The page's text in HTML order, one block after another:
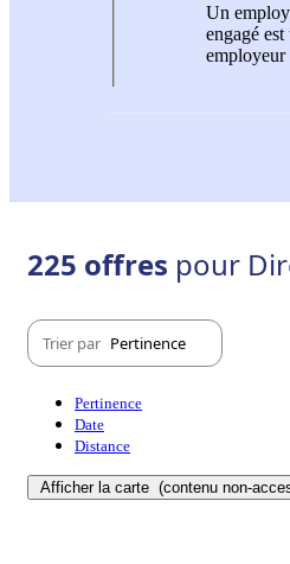
Un
engagé est
employeur
225 offres pour
Trier par Pertinence
Pertinence
Date
Distance
Afficher la carte (contenu non-